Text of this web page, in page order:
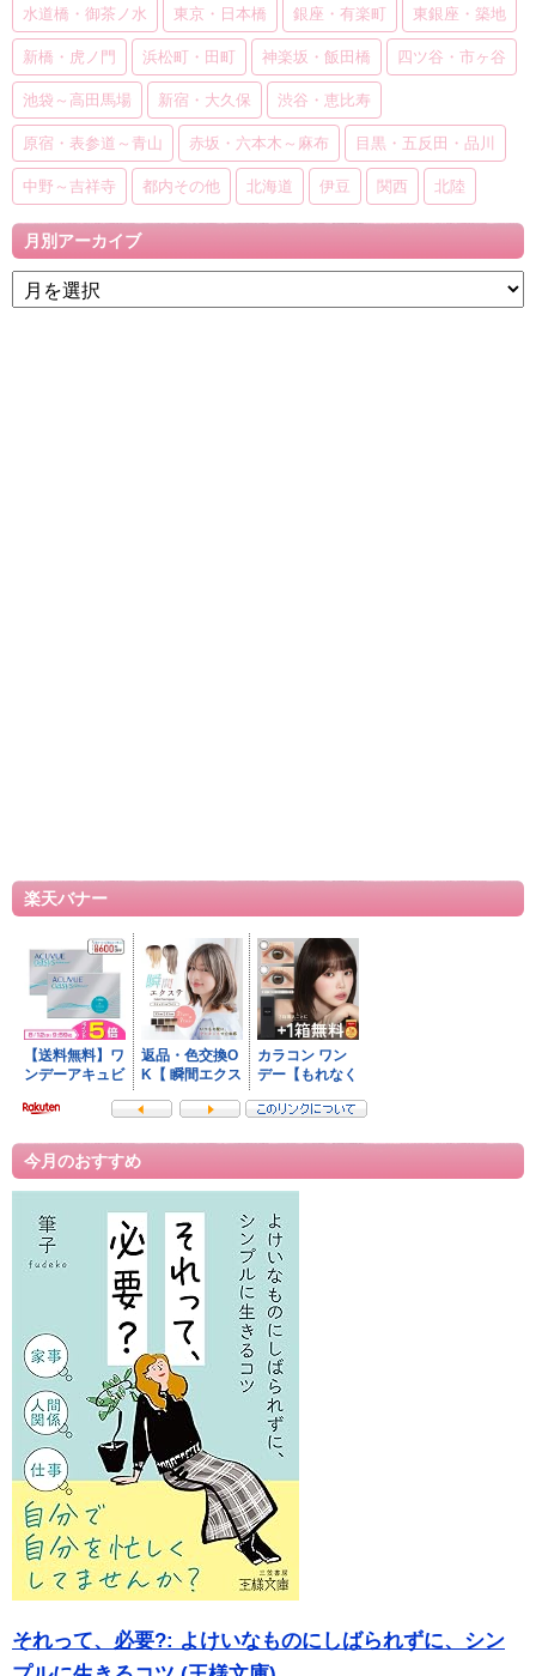
水道橋・御茶ノ水 東京・日本橋 銀座・有楽町 東銀座・築地
新橋・虎ノ門 浜松町・田町 神楽坂・飯田橋 四ツ谷・市ヶ谷
池袋～高田馬場 新宿・大久保 渋谷・恵比寿
原宿・表参道～青山 赤坂・六本木～麻布 目黒・五反田・品川
中野～吉祥寺 都内その他 北海道 伊豆 関西 北陸
月別アーカイブ
楽天バナー
今月のおすすめ
それって、必要?: よけいなものにしばられずに、シン